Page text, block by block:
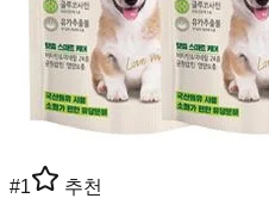
#1 추천